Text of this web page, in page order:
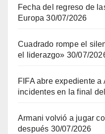
Fecha del regreso de
Europa 30/07/2026
Cuadrado rompe el
el liderazgo» 30/07/
FIFA abre expediente
incidentes en la final
Armani volvió a jugar
después 30/07/2026